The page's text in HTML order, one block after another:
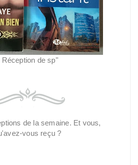
Réception de sp"
de la semaine. Et vous,
vous reçu ?